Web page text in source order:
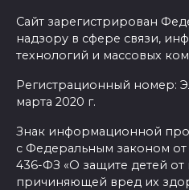
Сайт зарегистрирован
надзору в сфере связи,
технологий и массовых
Регистрационный номер:
марта 2020 г.
Знак информационной
с Федеральным законом от
436-ФЗ «О защите детей
причиняющей вред их